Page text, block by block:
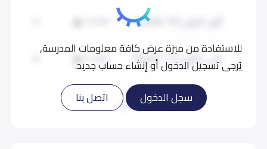
للاستفادة من ميزة عرض كافة معلومات المدرسة,
يُرجى تسجيل الدخول أو إنشاء حساب جديد.
سجل الدخول
اتصل بنا اقرأ المزيد
ثاني ثانوي (Grade 11) 15,000
ثالث ثانوي (Grade 12) 15,000